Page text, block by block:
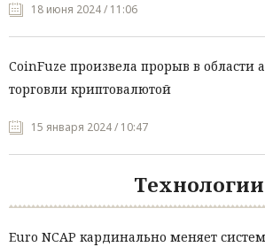
18 июня 2024 / 11:06
CoinFuze произвела прорыв в области
торговли криптовалютой
15 января 2024 / 10:47
Технологии
Euro NCAP кардинально меняет